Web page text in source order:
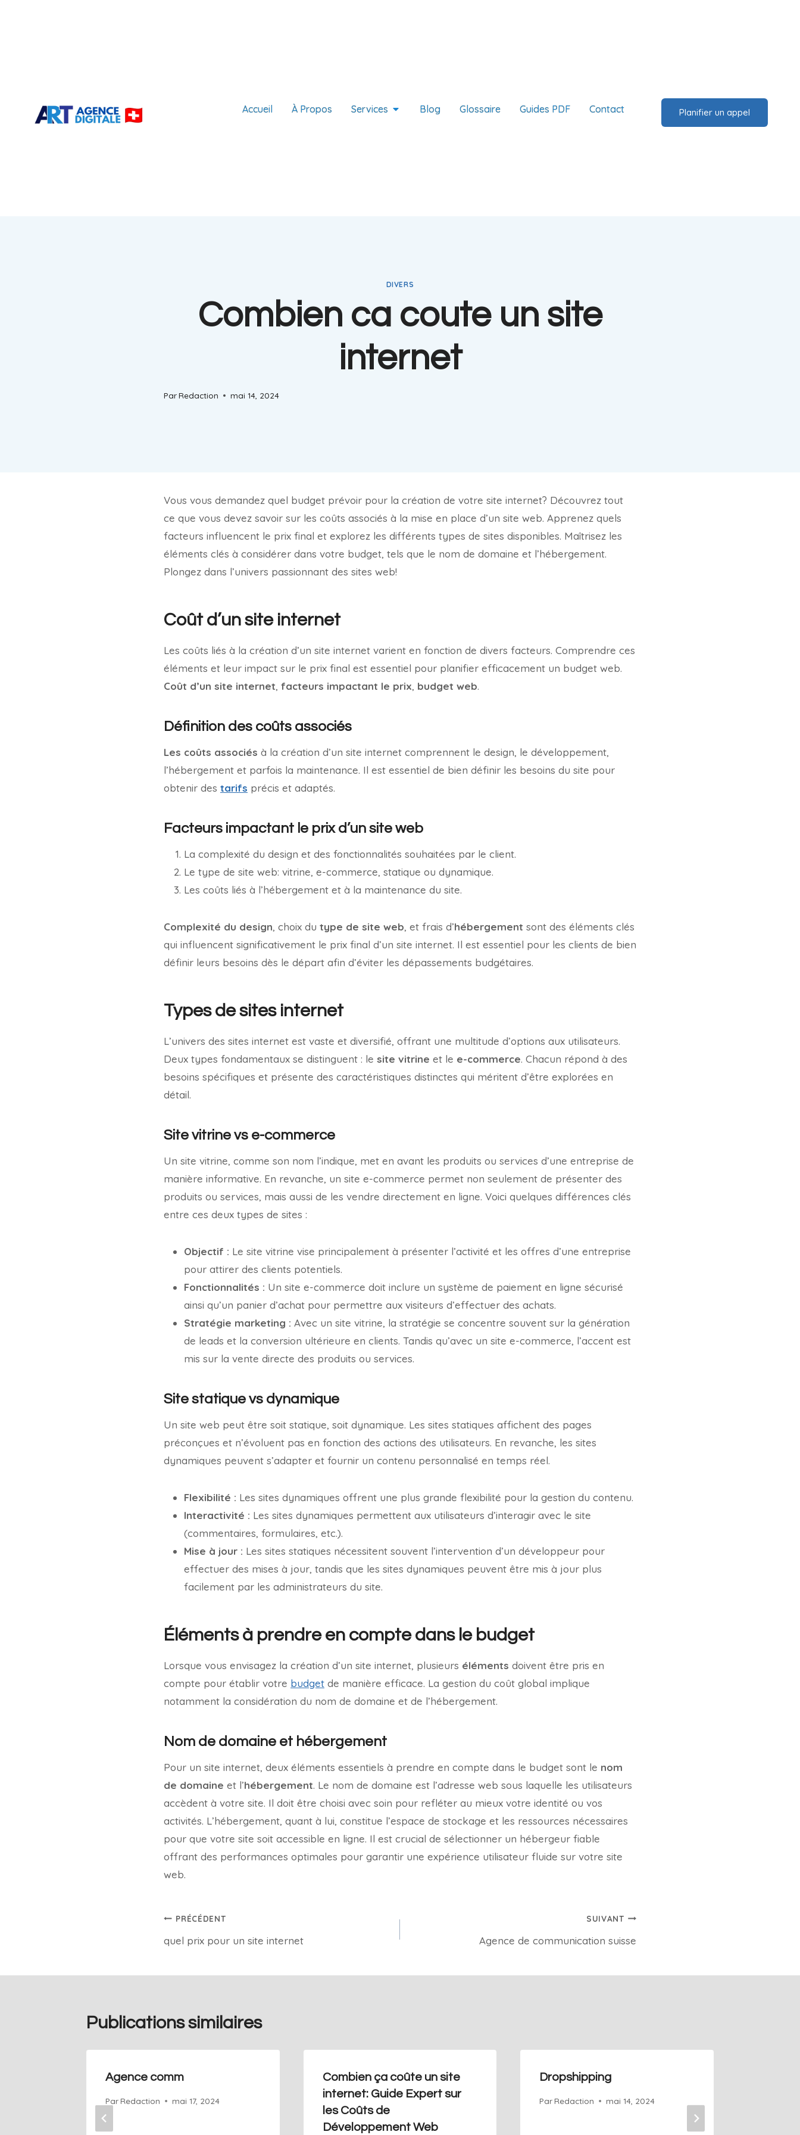
Accueil À Propos Services Blog Glossaire Guides PDF Contact Planifier un appel
DIVERS
Combien ca coute un site
internet
ParRedaction mai 14, 2024
Vous vous demandez quel budget prévoir pour la création de votre site internet? Découvrez tout
ce que vous devez savoir sur les coûts associés à la mise en place d’un site web. Apprenez quels
facteurs influencent le prix final et explorez les différents types de sites disponibles. Maîtrisez les
éléments clés à considérer dans votre budget, tels que le nom de domaine et l’hébergement.
Plongez dans l’univers passionnant des sites web!
Coût d’un site internet
Les coûts liés à la création d’un site internet varient en fonction de divers facteurs. Comprendre ces
éléments et leur impact sur le prix final est essentiel pour planifier efficacement un budget web.
Coût d’un site internet, facteurs impactant le prix, budget web.
Définition des coûts associés
Les coûts associés à la création d’un site internet comprennent le design, le développement,
l’hébergement et parfois la maintenance. Il est essentiel de bien définir les besoins du site pour
obtenir des tarifs précis et adaptés.
Facteurs impactant le prix d’un site web
La complexité du design et des fonctionnalités souhaitées par le client.
Le type de site web: vitrine, e-commerce, statique ou dynamique.
Les coûts liés à l’hébergement et à la maintenance du site.
Complexité du design, choix du type de site web, et frais d’hébergement sont des éléments clés
qui influencent significativement le prix final d’un site internet. Il est essentiel pour les clients de bien
définir leurs besoins dès le départ afin d’éviter les dépassements budgétaires.
Types de sites internet
L’univers des sites internet est vaste et diversifié, offrant une multitude d’options aux utilisateurs.
Deux types fondamentaux se distinguent : le site vitrine et le e-commerce. Chacun répond à des
besoins spécifiques et présente des caractéristiques distinctes qui méritent d’être explorées en
détail.
Site vitrine vs e-commerce
Un site vitrine, comme son nom l’indique, met en avant les produits ou services d’une entreprise de
manière informative. En revanche, un site e-commerce permet non seulement de présenter des
produits ou services, mais aussi de les vendre directement en ligne. Voici quelques différences clés
entre ces deux types de sites :
Objectif : Le site vitrine vise principalement à présenter l’activité et les offres d’une entreprise
pour attirer des clients potentiels.
Fonctionnalités : Un site e-commerce doit inclure un système de paiement en ligne sécurisé
ainsi qu’un panier d’achat pour permettre aux visiteurs d’effectuer des achats.
Stratégie marketing : Avec un site vitrine, la stratégie se concentre souvent sur la génération
de leads et la conversion ultérieure en clients. Tandis qu’avec un site e-commerce, l’accent est
mis sur la vente directe des produits ou services.
Site statique vs dynamique
Un site web peut être soit statique, soit dynamique. Les sites statiques affichent des pages
préconçues et n’évoluent pas en fonction des actions des utilisateurs. En revanche, les sites
dynamiques peuvent s’adapter et fournir un contenu personnalisé en temps réel.
Flexibilité : Les sites dynamiques offrent une plus grande flexibilité pour la gestion du contenu.
Interactivité : Les sites dynamiques permettent aux utilisateurs d’interagir avec le site
(commentaires, formulaires, etc.).
Mise à jour : Les sites statiques nécessitent souvent l’intervention d’un développeur pour
effectuer des mises à jour, tandis que les sites dynamiques peuvent être mis à jour plus
facilement par les administrateurs du site.
Éléments à prendre en compte dans le budget
Lorsque vous envisagez la création d’un site internet, plusieurs éléments doivent être pris en
compte pour établir votre budget de manière efficace. La gestion du coût global implique
notamment la considération du nom de domaine et de l’hébergement.
Nom de domaine et hébergement
Pour un site internet, deux éléments essentiels à prendre en compte dans le budget sont le nom
de domaine et l’hébergement. Le nom de domaine est l’adresse web sous laquelle les utilisateurs
accèdent à votre site. Il doit être choisi avec soin pour refléter au mieux votre identité ou vos
activités. L’hébergement, quant à lui, constitue l’espace de stockage et les ressources nécessaires
pour que votre site soit accessible en ligne. Il est crucial de sélectionner un hébergeur fiable
offrant des performances optimales pour garantir une expérience utilisateur fluide sur votre site
web.
PRÉCÉDENT
quel prix pour un site internet
SUIVANT
Agence de communication suisse
Publications similaires
Agence comm
Par Redaction mai 17, 2024
Combien ça coûte un site
internet: Guide Expert sur
les Coûts de
Développement Web
Dropshipping
Par Redaction mai 14, 2024